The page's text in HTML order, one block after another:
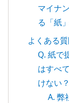
マイナ
る「紙
よくある
Q. 紙で
はすべ
けない？
A. 弊